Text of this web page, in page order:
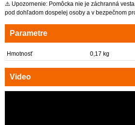
⚠️ Upozornenie: Pomôcka nie je záchranná
pod dohľadom dospelej osoby a v bezpečnom
Parametre
Hmotnosť 0,17 kg
Video